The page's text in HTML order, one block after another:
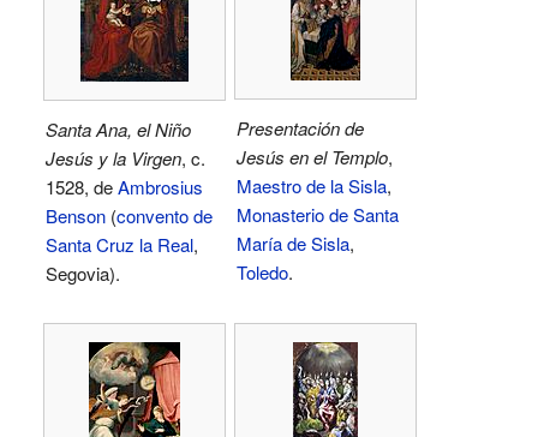
Santa Ana, el Niño
Jesús y la Virgen, c.
1528, deAmbrosius
Benson (convento de
Santa Cruz la Real,
Segovia).
Presentación de
Jesús en el Templo,
Maestro de la Sisla,
Monasterio de Santa
María de Sisla,
Toledo.